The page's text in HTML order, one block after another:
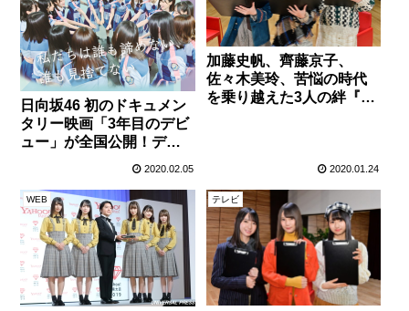
日向坂46 初のドキュメン
タリー映画「3年目のデビ
ュー」が全国公開！デビ
2020.02.05
加藤史帆、齊藤京子、
佐々木美玲、苦悩の時代
を乗り越えた3人の絆『セ
2020.01.24
WEB テレビ